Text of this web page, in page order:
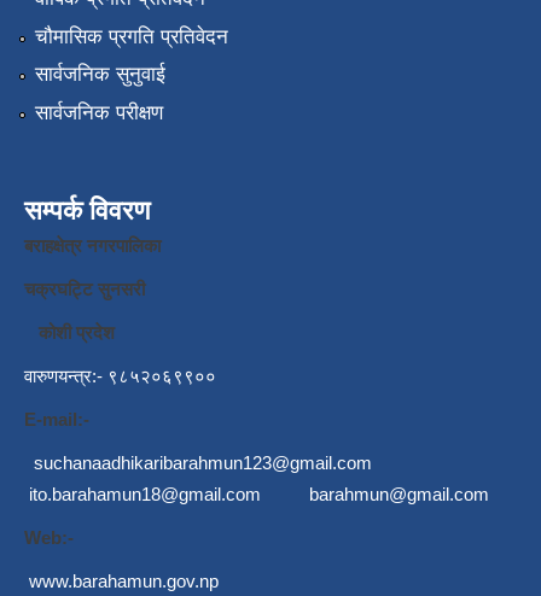
चौमासिक प्रगति प्रतिवेदन
सार्वजनिक सुनुवाई
सार्वजनिक परीक्षण
सम्पर्क विवरण
बराहक्षेत्र नगरपालिका
चक्रघट्टि सुनसरी
कोशी प्रदेश
वारुणयन्त्र:- ९८५२०६९९००
E-mail:-
suchanaadhikaribarahmun123@gmail.com
ito.barahamun18@gmail.com
barahmun@gmail.com
Web:-
www.barahamun.gov.np